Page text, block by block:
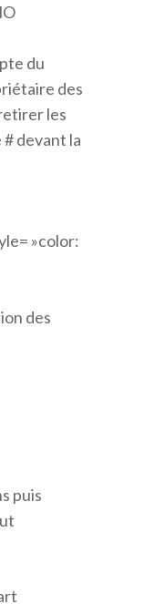
du
des
les
devant la
»color:
des
puis